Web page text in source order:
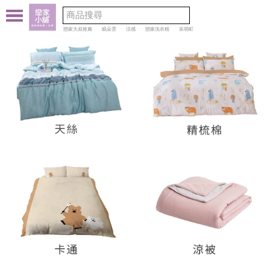
戀家大叔推薦 眠朵雲 涼感 戀家洗衣精 呆萌町